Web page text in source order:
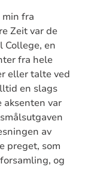
min fra
Zeit var de
College, en
fra hele
eller talte ved
en slags
aksenten var
av
preget, som
og